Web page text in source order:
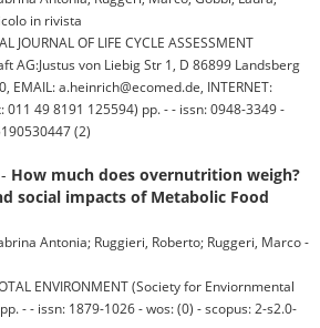
in rivista
JOURNAL OF LIFE CYCLE ASSESSMENT
AG:Justus von Liebig Str 1, D 86899 Landsberg
EMAIL: a.heinrich@ecomed.de, INTERNET:
011 49 8191 125594) pp. - - issn: 0948-3349 -
(2)
How much does overnutrition weigh?
social impacts of Metabolic Food
Antonia; Ruggieri, Roberto; Ruggeri, Marco -
ENVIRONMENT (Society for Enviornmental
- - issn: 1879-1026 - wos: (0) - scopus: 2-s2.0-